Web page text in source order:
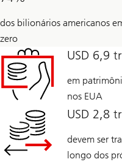
dos bilionários americanos
zero
USD 6,9
em
nos EUA
USD 2,8
devem ser
longo dos